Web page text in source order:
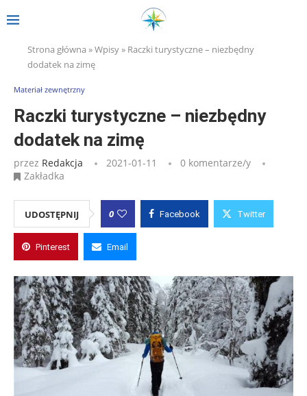
Strona główna »Wpisy» Raczki turystyczne – niezbędny
dodatek na zimę
Materiał zewnętrzny
Raczki turystyczne – niezbędny
dodatek na zimę
przez Redakcja 2021-01-11
0 komentarze/y
Zakładka
UDOSTĘPNIJ 0 Facebook Twitter
Pinterest Email